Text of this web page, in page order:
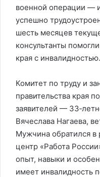
военной операции —
успешно
шесть месяцев
консультанты
края с инвалидностью.
Комитет по труду и
правительства края
заявителей —
Вячеслава Нагаева,
Мужчина обратился в
центр «Работа
опыт, навыки и
имеет инвалидность